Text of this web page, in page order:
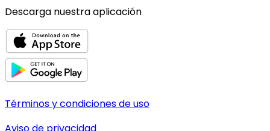
Descarga nuestra aplicación
Términos y condiciones de uso